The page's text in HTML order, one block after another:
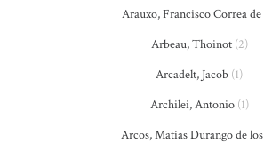
Arauxo, Francisco Correa de
Arbeau, Thoinot(2)
Arcadelt, Jacob (1)
Archilei, Antonio(1)
Arcos, Matías Durango de los